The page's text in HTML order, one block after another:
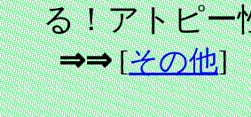
る！アトピー
⇒⇒[その他]